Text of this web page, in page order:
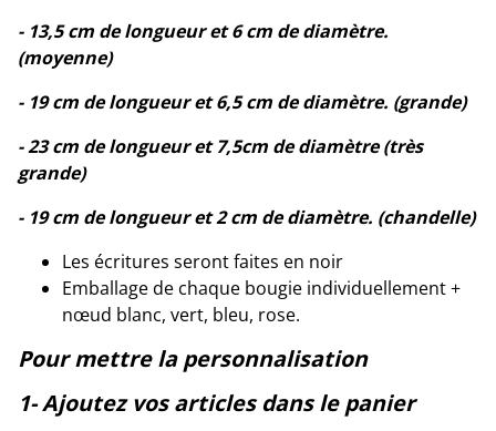
- 13,5 cm de longueur et 6 cm de diamètre.
(moyenne)
- 19 cm de longueur et 6,5 cm de diamètre. (grande)
- 23 cm de longueur et 7,5cm de diamètre (très
grande)
- 19 cm de longueur et 2 cm de diamètre. (chandelle)
Les écritures seront faites en noir
Emballage de chaque bougie individuellement +
nœud blanc, vert, bleu, rose.
Pour mettre la personnalisation
1- Ajoutez vos articles dans le panier